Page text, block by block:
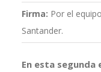
Firma: Por el
Santander.
En esta